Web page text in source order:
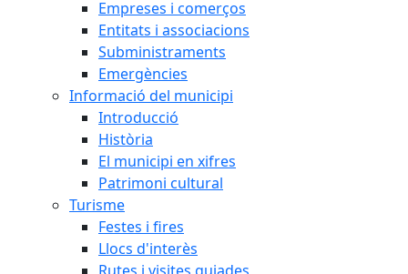
Empreses i comerços
Entitats i associacions
Subministraments
Emergències
Informació del municipi
Introducció
Història
El municipi en xifres
Patrimoni cultural
Turisme
Festes i fires
Llocs d'interès